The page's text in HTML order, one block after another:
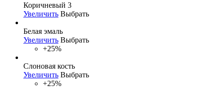
Коричневый 3
Увеличить Выбрать
Белая эмаль
Увеличить Выбрать
+25%
Слоновая кость
Увеличить Выбрать
+25%